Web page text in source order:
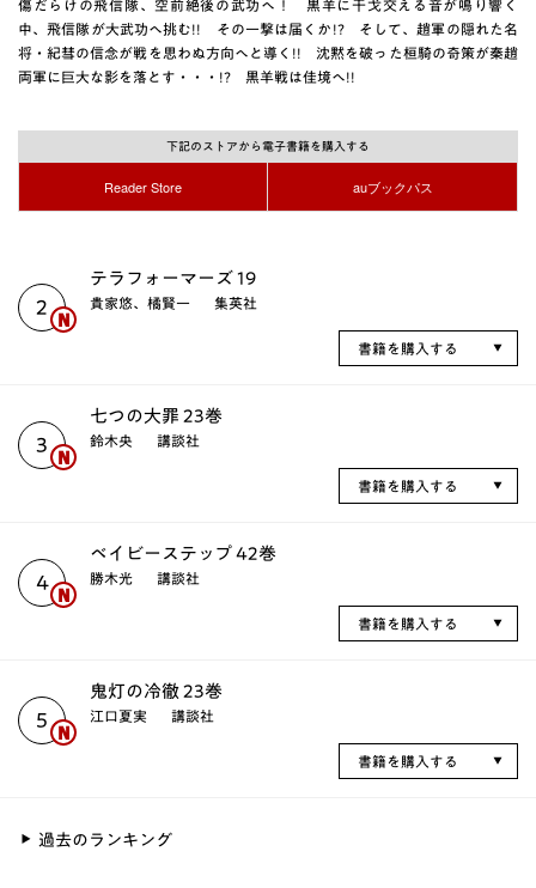
傷だらけの飛信隊、空前絶後の武功へ！ 黒羊に干戈交える音が鳴り響く
中、飛信隊が大武功へ挑む!! その一撃は届くか!? そして、趙軍の隠れた名
将・紀彗の信念が戦を思わぬ方向へと導く!! 沈黙を破った桓騎の奇策が秦趙
両軍に巨大な影を落とす・・・!? 黒羊戦は佳境へ!!
下記のストアから電子書籍を購入する
Reader Store auブックパス
2
テラフォーマーズ 19
貴家悠、橘賢一 集英社
書籍を購入する
3
七つの大罪 23巻
鈴木央 講談社
書籍を購入する
4
ベイビーステップ 42巻
勝木光 講談社
書籍を購入する
5
鬼灯の冷徹 23巻
江口夏実 講談社
書籍を購入する
過去のランキング